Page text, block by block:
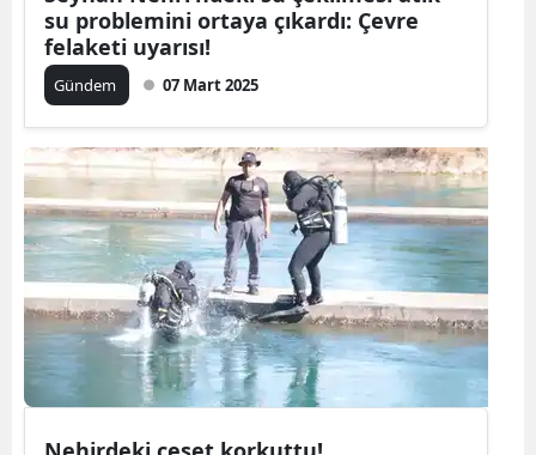
Sakarya
Samsun
Siirt
Sinop
Sivas
Tekirdağ
su problemini ortaya çıkardı: Çevre
felaketi uyarısı!
Gündem 07 Mart 2025